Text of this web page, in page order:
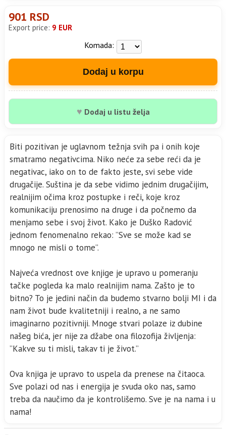
901 RSD
Export price: 9 EUR
Komada:
Dodaj u korpu
♥ Dodaj u listu želja
Biti pozitivan je uglavnom težnja svih pa i onih koje
smatramo negativcima. Niko neće za sebe reći da je
negativac, iako on to de fakto jeste, svi sebe vide
drugačije. Suština je da sebe vidimo jednim drugačijim,
realnijim očima kroz postupke i reči, koje kroz
komunikaciju prenosimo na druge i da počnemo da
menjamo sebe i svoj život. Kako je Duško Radović
jednom fenomenalno rekao: ’’Sve se može kad se
mnogo ne misli o tome’’.
Najveća vrednost ove knjige je upravo u pomeranju
tačke pogleda ka malo realnijim nama. Zašto je to
bitno? To je jedini način da budemo stvarno bolji MI i da
nam život bude kvalitetniji i realno, a ne samo
imaginarno pozitivniji. Mnoge stvari polaze iz dubine
našeg bića, jer nije za džabe ona filozofija življenja:
’’Kakve su ti misli, takav ti je život.’’
Ova knjiga je upravo to uspela da prenese na čitaoca.
Sve polazi od nas i energija je svuda oko nas, samo
treba da naučimo da je kontrolišemo. Sve je na nama i u
nama!